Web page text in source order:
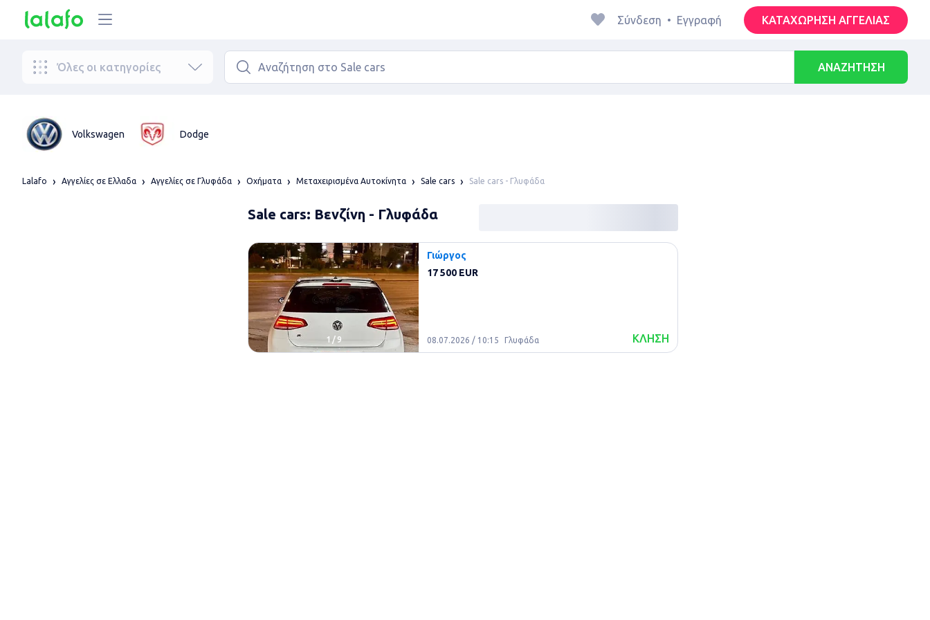
Σύνδεση • Εγγραφή ΚΑΤΑΧΩΡΗΣΗ ΑΓΓΕΛΙΑΣ
Όλες οι κατηγορίες ΑΝΑΖΗΤΗΣΗ
Volkswagen Dodge
Lalafo Αγγελίες σε Ελλαδα Αγγελίες σε Γλυφάδα Οχήματα Μεταχειρισμένα Αυτοκίνητα Sale cars Sale cars - Γλυφάδα
Sale cars: Βενζίνη - Γλυφάδα
1 / 9
Γιώργος
17 500 EUR
08.07.2026 / 10:15 Γλυφάδα ΚΛΗΣΗ